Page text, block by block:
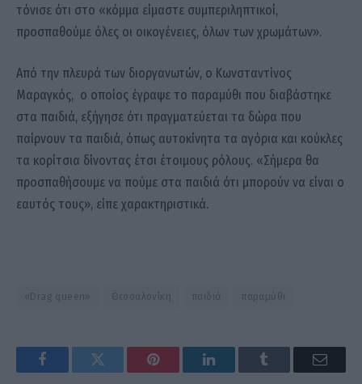
τόνισε ότι στο «κόμμα είμαστε συμπεριληπτικοί,
προσπαθούμε όλες οι οικογένειες, όλων των χρωμάτων».
Από την πλευρά των διοργανωτών, ο Κωνσταντίνος
Μαραγκός, ο οποίος έγραψε το παραμύθι που διαβάστηκε
στα παιδιά, εξήγησε ότι πραγματεύεται τα δώρα που
παίρνουν τα παιδιά, όπως αυτοκίνητα τα αγόρια και κούκλες
τα κορίτσια δίνοντας έτσι έτοιμους ρόλους. «Σήμερα θα
προσπαθήσουμε να πούμε στα παιδιά ότι μπορούν να είναι ο
εαυτός τους», είπε χαρακτηριστικά.
«Drag queen» Θεσσαλονίκη παιδιά παραμύθι
FacebookTwitter Pinterest LinkedInTumblr Email